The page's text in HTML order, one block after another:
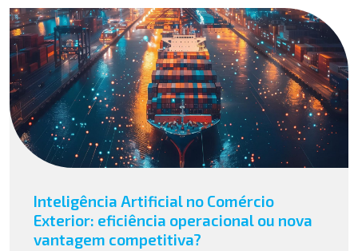
Inteligência Artificial no Comércio
Exterior: eficiência operacional ou nova
vantagem competitiva?